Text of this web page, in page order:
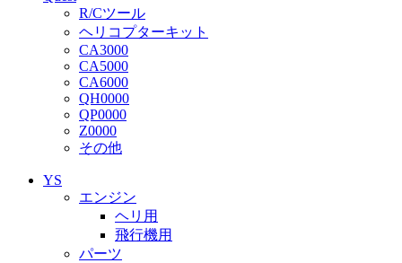
R/Cツール
ヘリコプターキット
CA3000
CA5000
CA6000
QH0000
QP0000
Z0000
その他
YS
エンジン
ヘリ用
飛行機用
パーツ